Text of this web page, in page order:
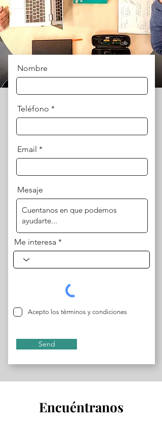
Nombre
Teléfono
Email
Mesaje
Me interesa
Acepto los términos y condiciones
Send
Encuéntranos